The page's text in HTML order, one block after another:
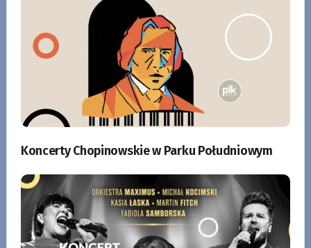
Koncerty Chopinowskie w Parku Południowym